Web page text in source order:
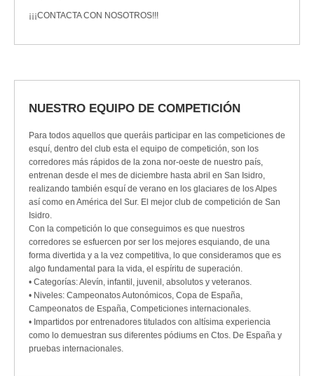
¡¡¡CONTACTA CON NOSOTROS!!!
NUESTRO EQUIPO DE COMPETICIÓN
Para todos aquellos que queráis participar en las competiciones de
esquí, dentro del club esta el equipo de competición, son los
corredores más rápidos de la zona nor-oeste de nuestro país,
entrenan desde el mes de diciembre hasta abril en San Isidro,
realizando también esquí de verano en los glaciares de los Alpes
así como en América del Sur. El mejor club de competición de San
Isidro.
Con la competición lo que conseguimos es que nuestros
corredores se esfuercen por ser los mejores esquiando, de una
forma divertida y a la vez competitiva, lo que consideramos que es
algo fundamental para la vida, el espíritu de superación.
• Categorías: Alevín, infantil, juvenil, absolutos y veteranos.
• Niveles: Campeonatos Autonómicos, Copa de España,
Campeonatos de España, Competiciones internacionales.
• Impartidos por entrenadores titulados con altísima experiencia
como lo demuestran sus diferentes pódiums en Ctos. De España y
pruebas internacionales.